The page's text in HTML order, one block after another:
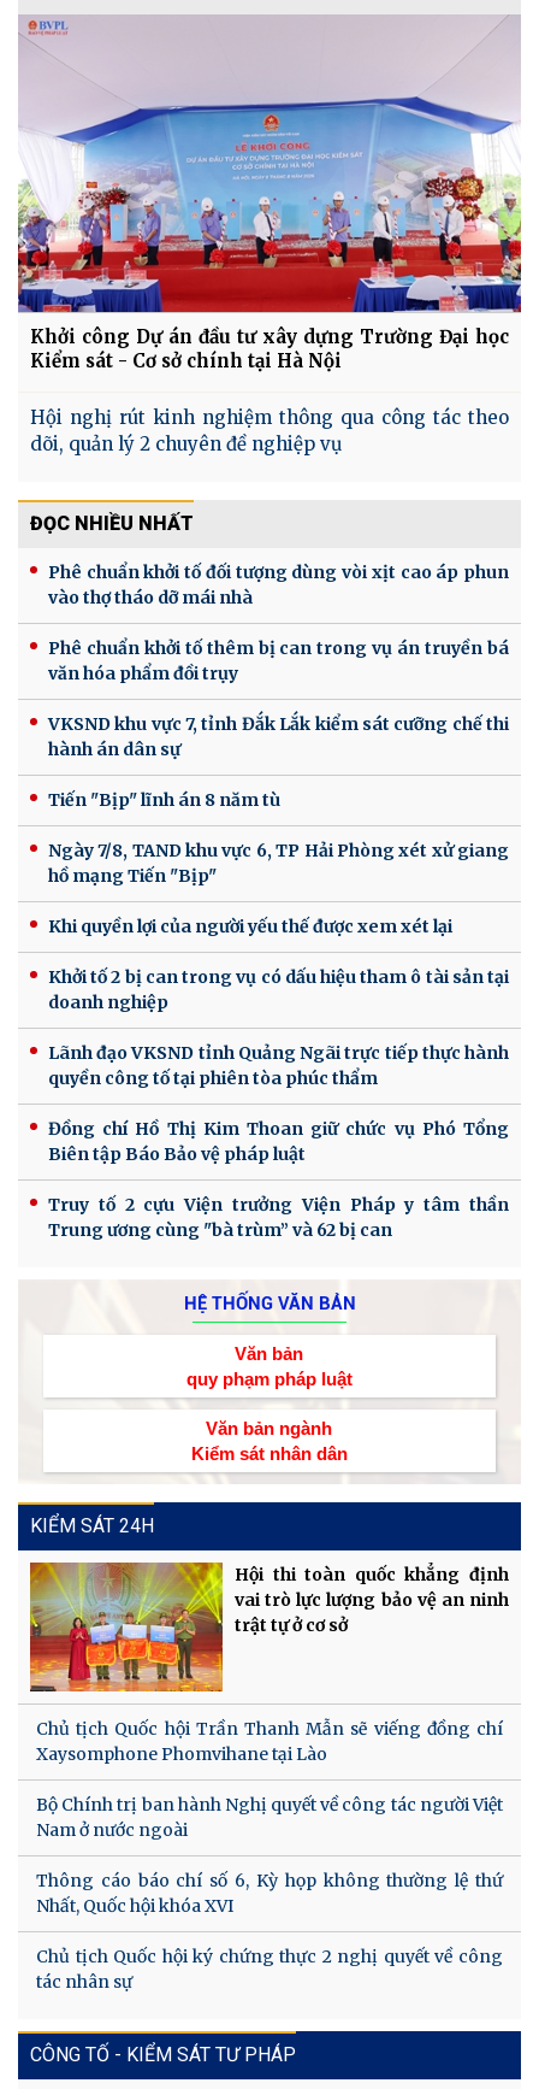
Khởi công Dự án đầu tư xây dựng Trường Đại học
Kiểm sát - Cơ sở chính tại Hà Nội
Hội nghị rút kinh nghiệm thông qua công tác theo
dõi, quản lý 2 chuyên đề nghiệp vụ
ĐỌC NHIỀU NHẤT
Phê chuẩn khởi tố đối tượng dùng vòi xịt cao áp phun
vào thợ tháo dỡ mái nhà
Phê chuẩn khởi tố thêm bị can trong vụ án truyền bá
văn hóa phẩm đồi trụy
VKSND khu vực 7, tỉnh Đắk Lắk kiểm sát cưỡng chế thi
hành án dân sự
Tiến "Bịp" lĩnh án 8 năm tù
Ngày 7/8, TAND khu vực 6, TP Hải Phòng xét xử giang
hồ mạng Tiến "Bịp"
Khi quyền lợi của người yếu thế được xem xét lại
Khởi tố 2 bị can trong vụ có dấu hiệu tham ô tài sản tại
doanh nghiệp
Lãnh đạo VKSND tỉnh Quảng Ngãi trực tiếp thực hành
quyền công tố tại phiên tòa phúc thẩm
Đồng chí Hồ Thị Kim Thoan giữ chức vụ Phó Tổng
Biên tập Báo Bảo vệ pháp luật
Truy tố 2 cựu Viện trưởng Viện Pháp y tâm thần
Trung ương cùng "bà trùm” và 62 bị can
HỆ THỐNG VĂN BẢN
Văn bản
quy phạm pháp luật
Văn bản ngành
Kiểm sát nhân dân
KIỂM SÁT 24H
Hội thi toàn quốc khẳng định
vai trò lực lượng bảo vệ an ninh
trật tự ở cơ sở
Chủ tịch Quốc hội Trần Thanh Mẫn sẽ viếng đồng chí
Xaysomphone Phomvihane tại Lào
Bộ Chính trị ban hành Nghị quyết về công tác người Việt
Nam ở nước ngoài
Thông cáo báo chí số 6, Kỳ họp không thường lệ thứ
Nhất, Quốc hội khóa XVI
Chủ tịch Quốc hội ký chứng thực 2 nghị quyết về công
tác nhân sự
CÔNG TỐ - KIỂM SÁT TƯ PHÁP